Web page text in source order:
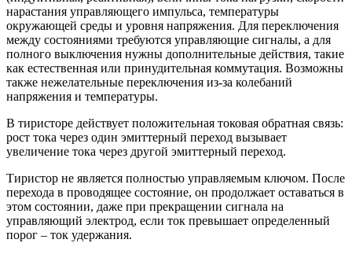
нарастания управляющего импульса, температуры
окружающей среды и уровня напряжения. Для переключения
между состояниями требуются управляющие сигналы, а для
полного выключения нужны дополнительные действия, такие
как естественная или принудительная коммутация. Возможны
также нежелательные переключения из-за колебаний
напряжения и температуры.
В тиристоре действует положительная токовая обратная связь:
рост тока через один эмиттерный переход вызывает
увеличение тока через другой эмиттерный переход.
Тиристор не является полностью управляемым ключом. После
перехода в проводящее состояние, он продолжает оставаться в
этом состоянии, даже при прекращении сигнала на
управляющий электрод, если ток превышает определенный
порог – ток удержания.